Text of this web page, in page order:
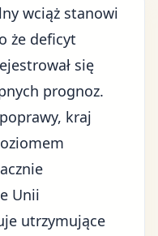
wciąż stanowi
że deficyt
się
prognoz.
kraj
Unii
utrzymujące